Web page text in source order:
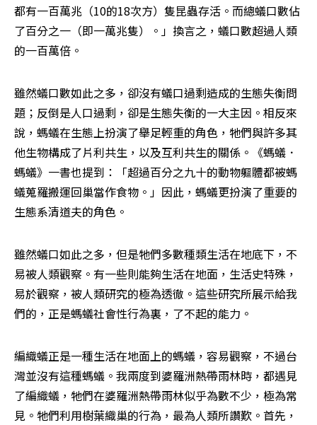
都有一百萬兆（10的18次方）隻昆蟲存活。而總蟻口數佔
了百分之一（即一萬兆隻）。」換言之，蟻口數超過人類
的一百萬倍。
雖然蟻口數如此之多，卻沒有蟻口過剩造成的生態失衡問
題；反倒是人口過剩，卻是生態失衡的一大主因。相反來
說，螞蟻在生態上扮演了舉足輕重的角色，牠們與許多其
他生物構成了片利共生，以及互利共生的關係。《螞蟻．
螞蟻》一書也提到：「超過百分之九十的動物軀體都被螞
蟻蒐羅搬運回巢當作食物。」因此，螞蟻更扮演了重要的
生態系清道夫的角色。
雖然蟻口如此之多，但是牠們多數種類生活在地底下，不
易被人類觀察。有一些則能夠生活在地面，生活史特殊，
易於觀察，被人類研究的極為透徹。這些研究所展示給我
們的，正是螞蟻社會性行為裏，了不起的能力。
編織蟻正是一種生活在地面上的螞蟻，容易觀察，不過台
灣並沒有這種螞蟻。我兩度到婆羅洲熱帶雨林時，都遇見
了編織蟻，牠們在婆羅洲熱帶雨林似乎為數不少，極為常
見。牠們利用樹葉織巢的行為，最為人類所讚歎。首先，